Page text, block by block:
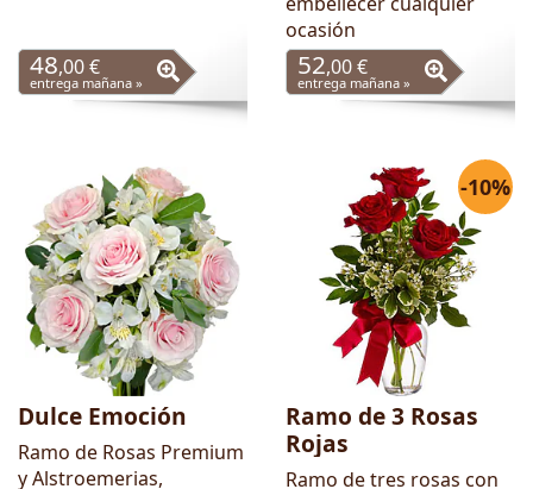
48,00 €
entrega mañana »
ocasión
52,00 €
entrega mañana »
Dulce Emoción
Ramo de Rosas Premium
y Alstroemerias,
-10%
Ramo de 3 Rosas
Rojas
Ramo de tres rosas con